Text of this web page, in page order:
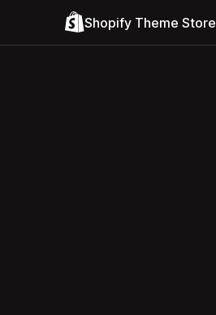
Shopify Theme Store